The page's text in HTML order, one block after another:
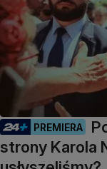
PREMIERA
strony Karola